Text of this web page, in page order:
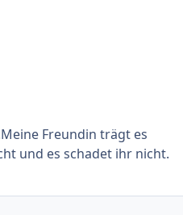
Freundin trägt es
und es schadet ihr nicht.